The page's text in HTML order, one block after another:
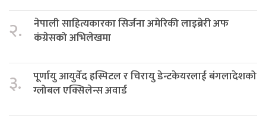
२.
नेपाली साहित्यकारका सिर्जना अमेरिकी लाइब्रेरी अफ
कंग्रेसको अभिलेखमा
३.
पूर्णायु आयुर्वेद हस्पिटल र चिरायु डेन्टकेयरलाई बंगलादेशको
ग्लोबल एक्सिलेन्स अवार्ड